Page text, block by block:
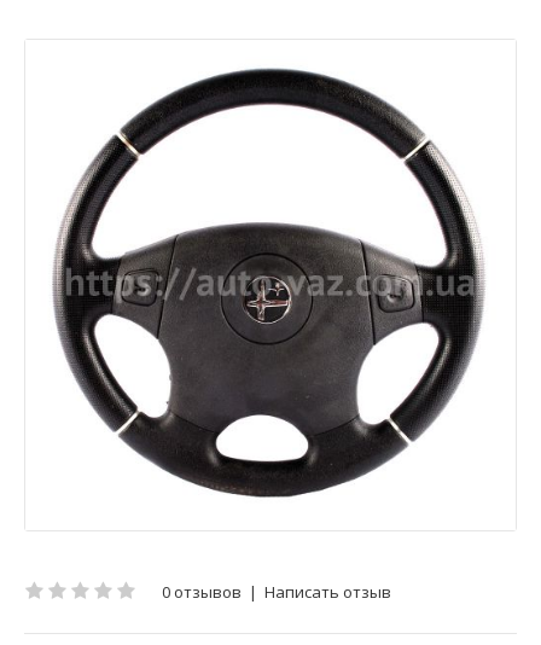
0 отзывов | Написать отзыв